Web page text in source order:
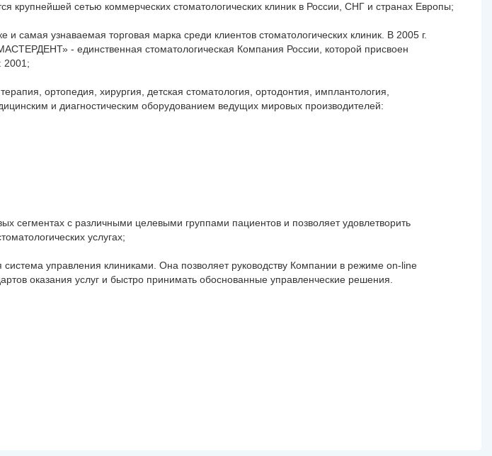
сетью коммерческих стоматологических клиник в России, СНГ и странах Европы;
узнаваемая торговая марка среди клиентов стоматологических клиник. В 2005 г.
- единственная стоматологическая Компания России, которой присвоен
2001;
ортопедия, хирургия, детская стоматология, ортодонтия, имплантология,
и диагностическим оборудованием ведущих мировых производителей:
сегментах с различными целевыми группами пациентов и позволяет удовлетворить
услугах;
управления клиниками. Она позволяет руководству Компании в режиме on-line
оказания услуг и быстро принимать обоснованные управленческие решения.